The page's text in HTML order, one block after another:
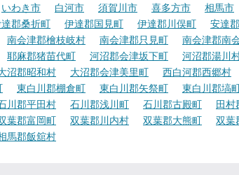
いわき市 白河市 須賀川市 喜多方市 相馬市
郡桑折町 伊達郡国見町 伊達郡川俣町 安達
南会津郡檜枝岐村 南会津郡只見町 南会津郡南
耶麻郡猪苗代町 河沼郡会津坂下町 河沼郡湯川
沼郡昭和村 大沼郡会津美里町 西白河郡西郷村
東白川郡棚倉町 東白川郡矢祭町 東白川郡塙
川郡平田村 石川郡浅川町 石川郡古殿町 田村
葉郡富岡町 双葉郡川内村 双葉郡大熊町 双葉
馬郡飯舘村